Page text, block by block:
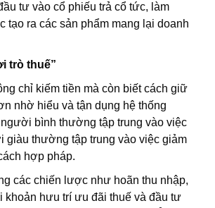
tư vào cổ phiếu trả cổ tức, làm
tạo ra các sản phẩm mang lại doanh
trò thuế”
chỉ kiếm tiền mà còn biết cách giữ
nhờ hiểu và tận dụng hệ thống
bình thường tập trung vào việc
giàu thường tập trung vào việc giảm
hợp pháp.
các chiến lược như hoãn thu nhập,
khoản hưu trí ưu đãi thuế và đầu tư